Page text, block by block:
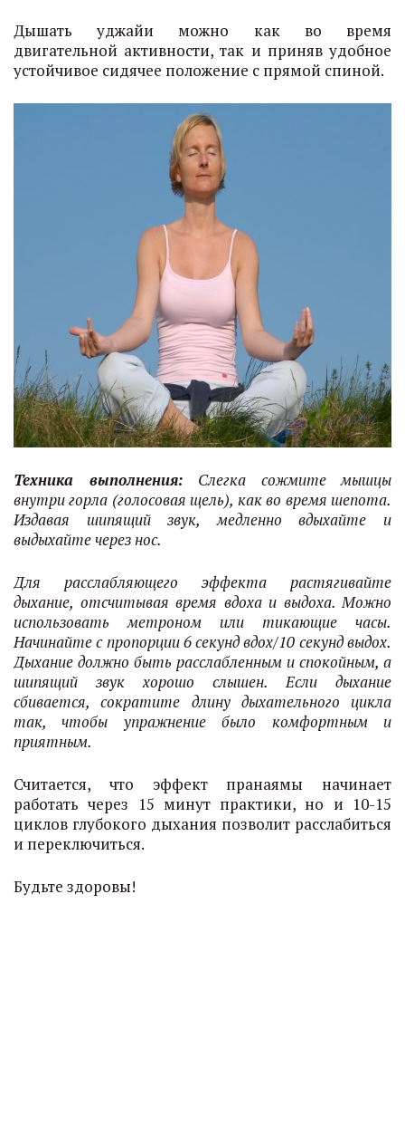
Дышать уджайи можно как во время
двигательной активности, так и приняв удобное
устойчивое сидячее положение с прямой спиной.
Техника выполнения: Слегка сожмите мышцы
внутри горла (голосовая щель), как во время шепота.
Издавая шипящий звук, медленно вдыхайте и
выдыхайте через нос.
Для расслабляющего эффекта растягивайте
дыхание, отсчитывая время вдоха и выдоха. Можно
использовать метроном или тикающие часы.
Начинайте с пропорции 6 секунд вдох/10 секунд выдох.
Дыхание должно быть расслабленным и спокойным, а
шипящий звук хорошо слышен. Если дыхание
сбивается, сократите длину дыхательного цикла
так, чтобы упражнение было комфортным и
приятным.
Считается, что эффект пранаямы начинает
работать через 15 минут практики, но и 10-15
циклов глубокого дыхания позволит расслабиться
и переключиться.
Будьте здоровы!